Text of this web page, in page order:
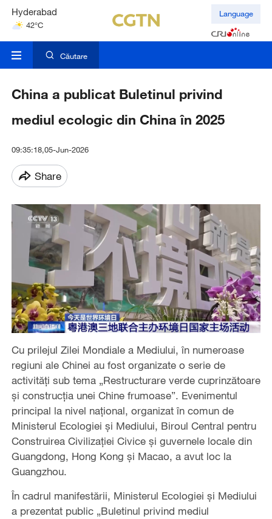
Hyderabad
42°C
Mumbai
Kuala Lumpur
Language
Căutare
China a publicat Buletinul privind
mediul ecologic din China în 2025
09:35:18,05-Jun-2026
Share
Cu prilejul Zilei Mondiale a Mediului, în numeroase
regiuni ale Chinei au fost organizate o serie de
activități sub tema „Restructurare verde cuprinzătoare
și construcția unei Chine frumoase”. Evenimentul
principal la nivel național, organizat în comun de
Ministerul Ecologiei și Mediului, Biroul Central pentru
Construirea Civilizației Civice și guvernele locale din
Guangdong, Hong Kong și Macao, a avut loc la
Guangzhou.
În cadrul manifestării, Ministerul Ecologiei și Mediului
a prezentat public „Buletinul privind mediul